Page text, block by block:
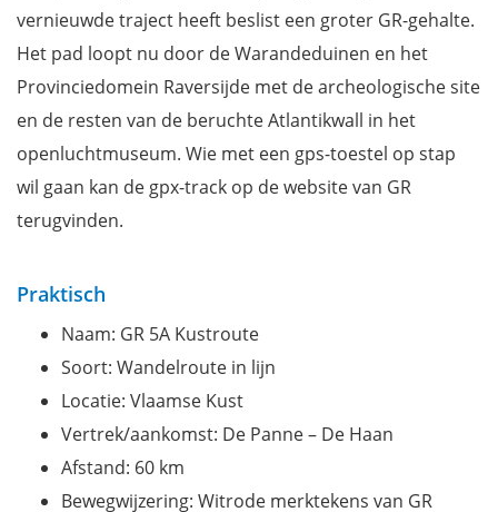
vernieuwde traject heeft beslist een groter GR-gehalte.
Het pad loopt nu door de Warandeduinen en het
Provinciedomein Raversijde met de archeologische site
en de resten van de beruchte Atlantikwall in het
openluchtmuseum. Wie met een gps-toestel op stap
wil gaan kan de gpx-track op de website van GR
terugvinden.
Praktisch
Naam: GR 5A Kustroute
Soort: Wandelroute in lijn
Locatie: Vlaamse Kust
Vertrek/aankomst: De Panne – De Haan
Afstand: 60 km
Bewegwijzering: Witrode merktekens van GR